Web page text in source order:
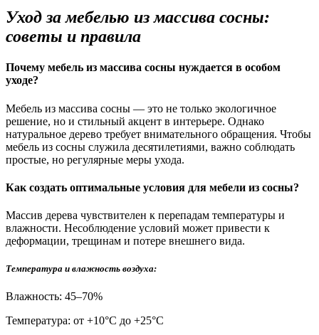
Уход за мебелью из массива сосны:
советы и правила
Почему мебель из массива сосны нуждается в особом
уходе?
Мебель из массива сосны — это не только экологичное
решение, но и стильный акцент в интерьере. Однако
натуральное дерево требует внимательного обращения. Чтобы
мебель из сосны служила десятилетиями, важно соблюдать
простые, но регулярные меры ухода.
Как создать оптимальные условия для мебели из сосны?
Массив дерева чувствителен к перепадам температуры и
влажности. Несоблюдение условий может привести к
деформации, трещинам и потере внешнего вида.
Температура и влажность воздуха:
Влажность: 45–70%
Температура: от +10°С до +25°С